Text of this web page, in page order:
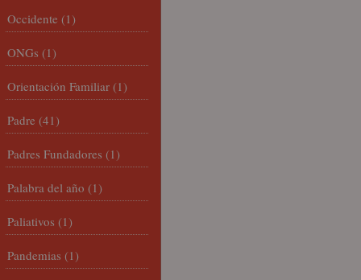
Occidente (1)
ONGs (1)
Orientación Familiar (1)
Padre (41)
Padres Fundadores (1)
Palabra del año (1)
Paliativos (1)
Pandemias (1)